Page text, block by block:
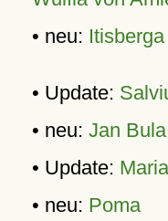
• neu:
• Update:
• neu: Jan
• Update:
• neu: Poma